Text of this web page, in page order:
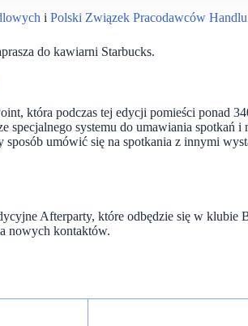
i Polski Związek Pracodawców Handlu
do kawiarni Starbucks.
która podczas tej edycji pomieści ponad
specjalnego systemu do umawiania spotkań
umówić się na spotkania z innymi
Afterparty, które odbędzie się w klubie
nowych kontaktów.